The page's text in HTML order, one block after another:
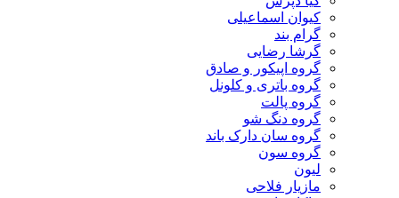
کیوان اسماعیلی
گرام بند
گرشا رضایی
گروه اپیکور و صادق
گروه باتری و کلونل
گروه پالت
گروه دنگ شو
گروه سان دارک باند
گروه سون
لیون
مازیار فلاحی